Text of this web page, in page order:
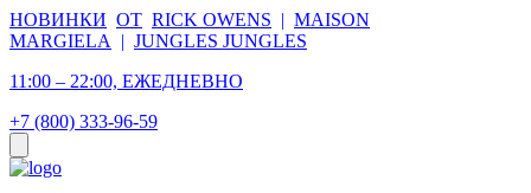
НОВИНКИ ОТ RICK OWENS | MAISON
MARGIELA
| JUNGLES JUNGLES
11:00 – 22:00, ЕЖЕДНЕВНО
+7 (800) 333-96-59